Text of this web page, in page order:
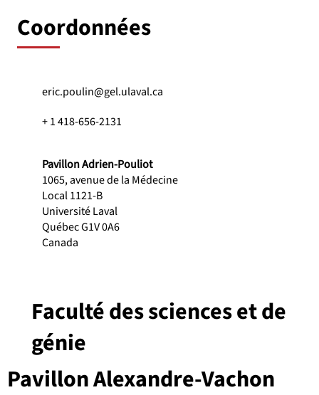
Coordonnées
eric.poulin@gel.ulaval.ca
+ 1 418-656-2131
Pavillon Adrien-Pouliot
1065, avenue de la Médecine
Local 1121-B
Université Laval
Québec G1V 0A6
Canada
Pavillon Alexandre-Vachon
Faculté des sciences et de
génie